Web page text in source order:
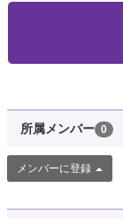
所属メンバー 0
メンバーに登録